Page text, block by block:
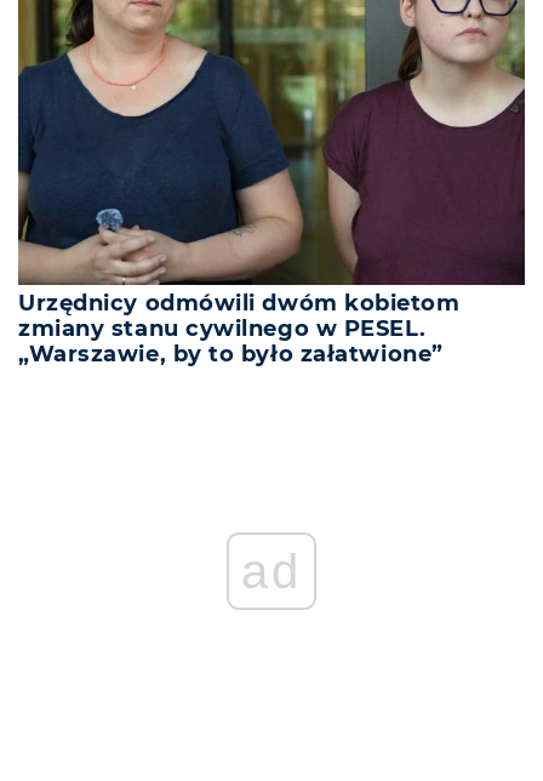
Urzędnicy odmówili dwóm kobietom
zmiany stanu cywilnego w PESEL.
„Warszawie, by to było załatwione”
ad